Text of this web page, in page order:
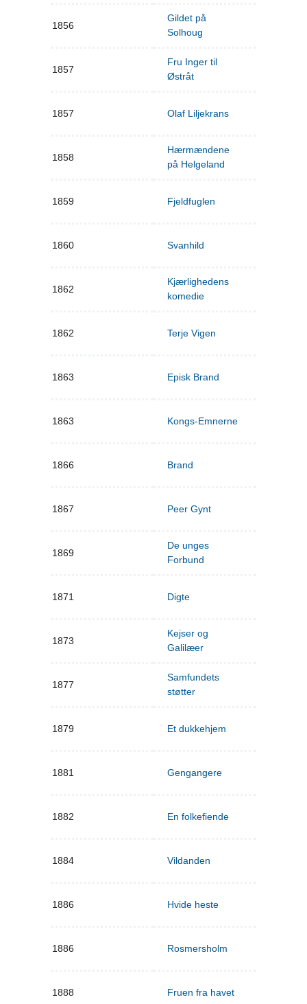
1856
Gildet på
Solhoug
1857
Fru Inger til
Østråt
1857 Olaf Liljekrans
1858
Hærmændene
på Helgeland
1859 Fjeldfuglen
1860 Svanhild
1862
Kjærlighedens
komedie
1862 Terje Vigen
1863 Episk Brand
1863 Kongs-Emnerne
1866 Brand
1867 Peer Gynt
1869
De unges
Forbund
1871 Digte
1873
Kejser og
Galilæer
1877
Samfundets
støtter
1879 Et dukkehjem
1881 Gengangere
1882 En folkefiende
1884 Vildanden
1886 Hvide heste
1886 Rosmersholm
1888 Fruen fra havet